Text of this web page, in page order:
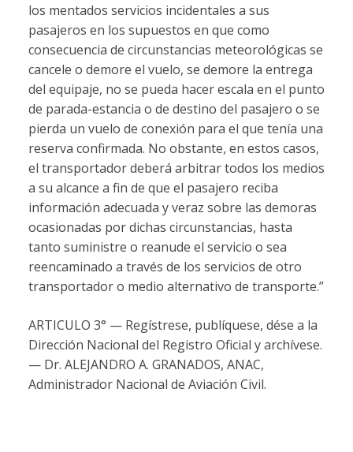
los mentados servicios incidentales a sus
pasajeros en los supuestos en que como
consecuencia de circunstancias meteorológicas se
cancele o demore el vuelo, se demore la entrega
del equipaje, no se pueda hacer escala en el punto
de parada-estancia o de destino del pasajero o se
pierda un vuelo de conexión para el que tenía una
reserva confirmada. No obstante, en estos casos,
el transportador deberá arbitrar todos los medios
a su alcance a fin de que el pasajero reciba
información adecuada y veraz sobre las demoras
ocasionadas por dichas circunstancias, hasta
tanto suministre o reanude el servicio o sea
reencaminado a través de los servicios de otro
transportador o medio alternativo de transporte.”
ARTICULO 3° — Regístrese, publíquese, dése a la
Dirección Nacional del Registro Oficial y archívese.
— Dr. ALEJANDRO A. GRANADOS, ANAC,
Administrador Nacional de Aviación Civil.